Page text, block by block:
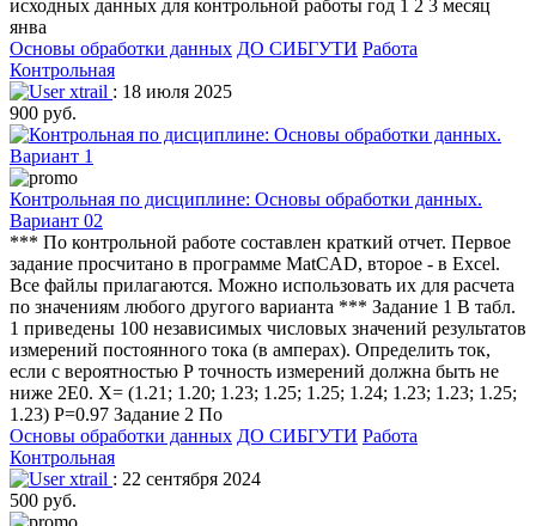
исходных данных для контрольной работы год 1 2 3 месяц
янва
Основы обработки данных ДО СИБГУТИ Работа
Контрольная
xtrail : 18 июля 2025
900 руб.
Контрольная по дисциплине: Основы обработки данных.
Вариант 02
*** По контрольной работе составлен краткий отчет. Первое
задание просчитано в программе MatCAD, второе - в Excel.
Все файлы прилагаются. Можно использовать их для расчета
по значениям любого другого варианта *** Задание 1 В табл.
1 приведены 100 независимых числовых значений результатов
измерений постоянного тока (в амперах). Определить ток,
если с вероятностью Р точность измерений должна быть не
ниже 2E0. X= (1.21; 1.20; 1.23; 1.25; 1.25; 1.24; 1.23; 1.23; 1.25;
1.23) P=0.97 Задание 2 По
Основы обработки данных ДО СИБГУТИ Работа
Контрольная
xtrail : 22 сентября 2024
500 руб.